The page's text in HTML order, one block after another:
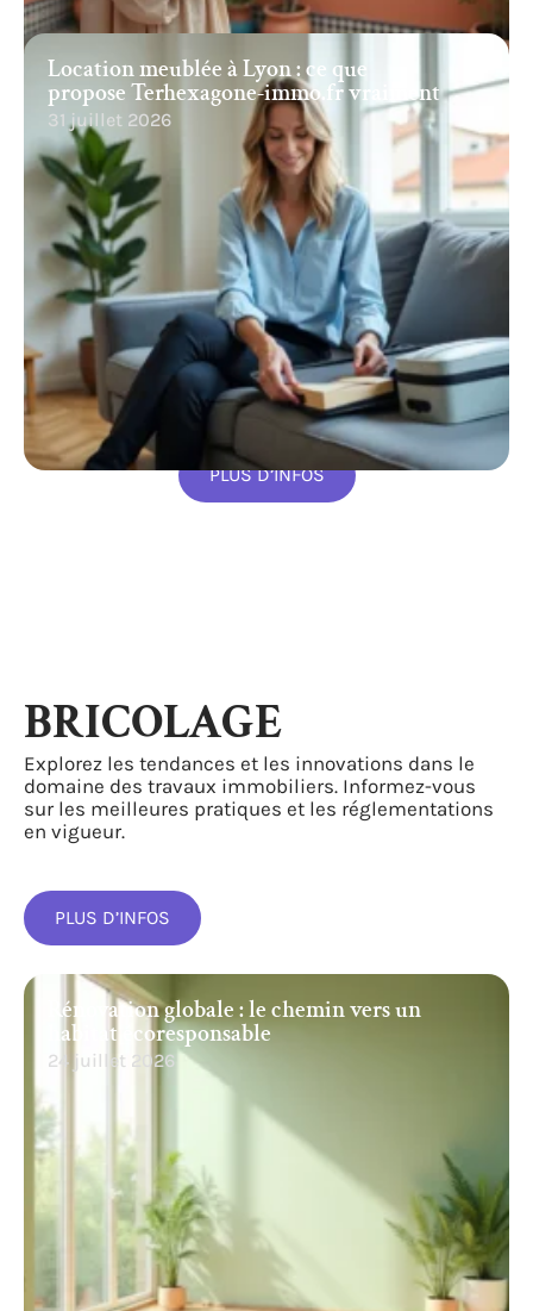
Location meublée à Lyon : ce que
propose Terhexagone-immo.fr vraiment
31 juillet 2026
PLUS D’INFOS
BRICOLAGE
Explorez les tendances et les innovations dans le
domaine des travaux immobiliers. Informez-vous
sur les meilleures pratiques et les réglementations
en vigueur.
PLUS D’INFOS
Rénovation globale : le chemin vers un
habitat écoresponsable
24 juillet 2026